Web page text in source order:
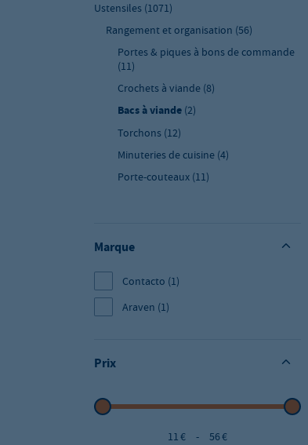
Ustensiles (1071)
Rangement et organisation (56)
Portes & piques à bons de commande
(11)
Crochets à viande (8)
Bacs à viande (2)
Torchons (12)
Minuteries de cuisine (4)
Porte-couteaux (11)
Marque
Contacto (1)
Araven (1)
Prix
11 € - 56 €